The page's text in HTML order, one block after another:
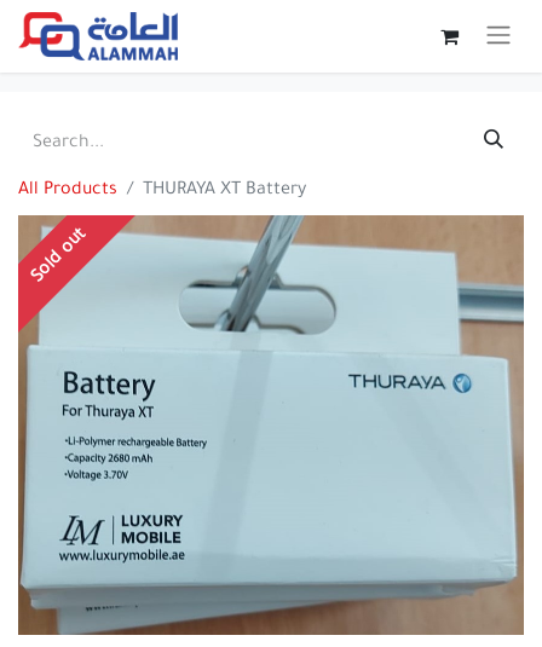
All Products THURAYA XT Battery
Sold out